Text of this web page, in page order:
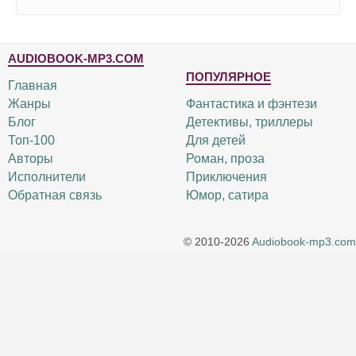
AUDIOBOOK-MP3.COM
Главная
Жанры
Блог
Топ-100
Авторы
Исполнители
Обратная связь
ПОПУЛЯРНОЕ
Фантастика и фэнтези
Детективы, триллеры
Для детей
Роман, проза
Приключения
Юмор, сатира
© 2010-2026 Audiobook-mp3.com